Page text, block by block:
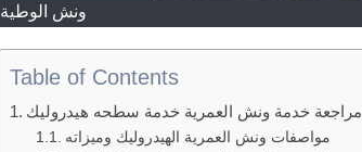
ونش الوطية
Table of Contents
مراجعة خدمة ونش العمرية خدمة سطحه هيدروليك
مواصفات ونش العمرية الهيدروليك وميزاته